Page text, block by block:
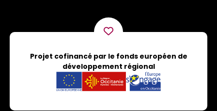
Projet cofinancé par le fonds européen de
développement régional